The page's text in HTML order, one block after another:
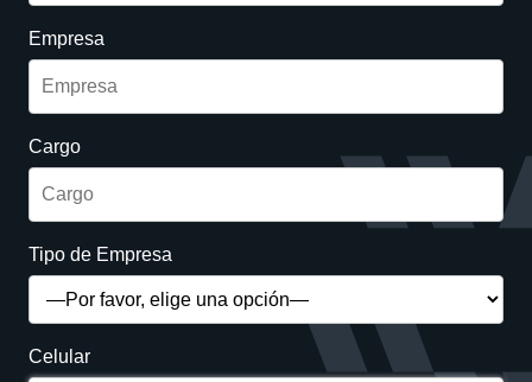
Empresa
Cargo
Tipo de Empresa
Celular